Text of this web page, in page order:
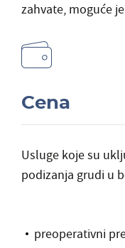
zahvate, moguće
Cena
Usluge koje su
podizanja grudi u
preoperativni